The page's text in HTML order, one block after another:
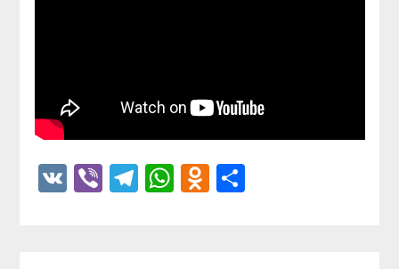
VKViberTelegram
WhatsApp
Odnoklassniki
Отправить